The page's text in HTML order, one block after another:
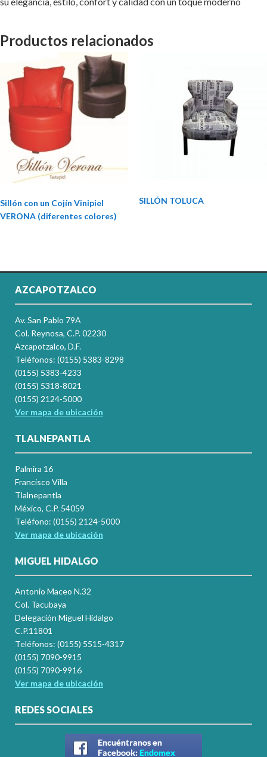
Productos relacionados
Sillón con un Cojín Vinipiel
VERONA (diferentes colores)
SILLÓN TOLUCA
AZCAPOTZALCO
Av. San Pablo 79A
Col. Reynosa, C.P. 02230
Azcapotzalco, D.F.
Teléfonos: (0155) 5383-8298
(0155) 5383-4233
(0155) 5318-8021
(0155) 2124-5000
Ver mapa de ubicación
TLALNEPANTLA
Palmira 16
Francisco Villa
Tlalnepantla
México, C.P. 54059
Teléfono: (0155) 2124-5000
Ver mapa de ubicación
MIGUEL HIDALGO
Antonio Maceo N.32
Col. Tacubaya
Delegación Miguel Hidalgo
C.P.11801
Teléfonos: (0155) 5515-4317
(0155) 7090-9915
(0155) 7090-9916
Ver mapa de ubicación
REDES SOCIALES